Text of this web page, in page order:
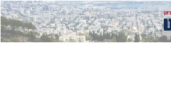
לחץ
כאן
לחץ
כדי